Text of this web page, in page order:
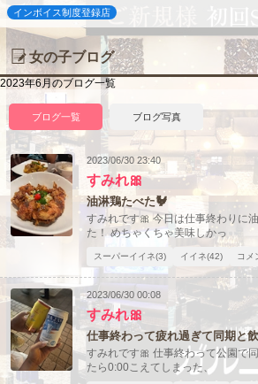
インボイス制度登録店
女の子ブログ
2023年6月のブログ一覧
ブログ一覧 ブログ写真
2023/06/30 23:40
すみれ🎀
油淋鶏たべた🐓
すみれです🎀 今日は仕事終わりに
た！ めちゃくちゃ美味しかっ
スーパーイイネ(3) イイネ(42) コメ
2023/06/30 00:08
すみれ🎀
仕事終わって疲れ過ぎて同期と
すみれです🎀 仕事終わって公園で
たら0:00こえてしまった、